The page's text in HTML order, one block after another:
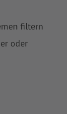
filtern
oder